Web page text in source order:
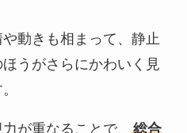
動きも相まって、静止
うがさらにかわいく見
が重なることで、 総合